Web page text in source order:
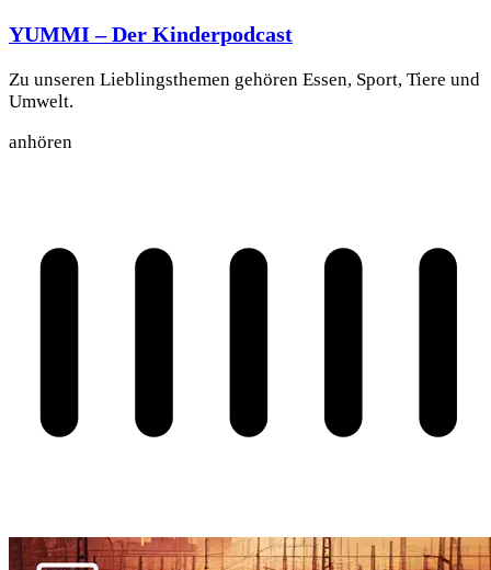
YUMMI – Der Kinderpodcast
Zu unseren Lieblingsthemen gehören Essen, Sport, Tiere und
Umwelt.
anhören